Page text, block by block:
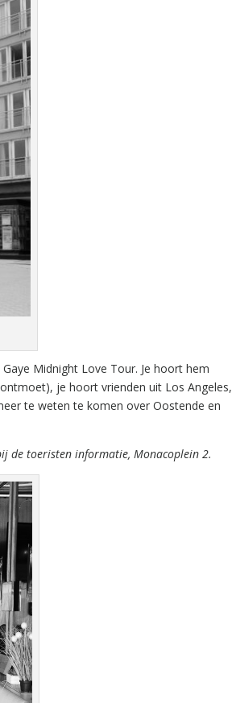
Midnight Love Tour. Je hoort hem
je hoort vrienden uit Los Angeles,
te weten te komen over Oostende en
de toeristen informatie, Monacoplein 2.